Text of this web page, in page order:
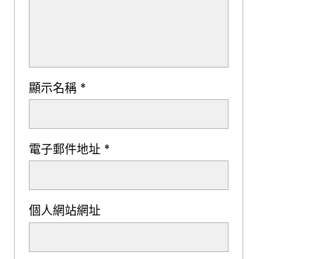
顯示名稱 *
電子郵件地址 *
個人網站網址